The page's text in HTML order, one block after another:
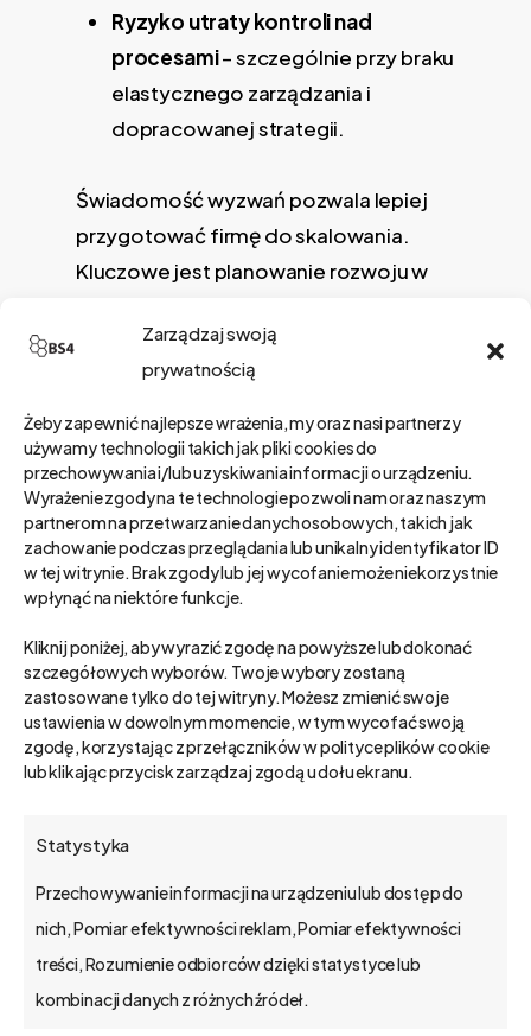
Zarządzaj swoją
prywatnością
Żeby zapewnić najlepsze wrażenia, my oraz nasi partnerzy
używamy technologii takich jak pliki cookies do
przechowywania i/lub uzyskiwania informacji o urządzeniu.
Wyrażenie zgody na te technologie pozwoli nam oraz naszym
partnerom na przetwarzanie danych osobowych, takich jak
zachowanie podczas przeglądania lub unikalny identyfikator ID
w tej witrynie. Brak zgody lub jej wycofanie może niekorzystnie
wpłynąć na niektóre funkcje.
Kliknij poniżej, aby wyrazić zgodę na powyższe lub dokonać
szczegółowych wyborów. Twoje wybory zostaną
zastosowane tylko do tej witryny. Możesz zmienić swoje
ustawienia w dowolnym momencie, w tym wycofać swoją
zgodę, korzystając z przełączników w polityce plików cookie
lub klikając przycisk zarządzaj zgodą u dołu ekranu.
Statystyka
Przechowywanie informacji na urządzeniu lub dostęp do
nich, Pomiar efektywności reklam, Pomiar efektywności
treści, Rozumienie odbiorców dzięki statystyce lub
kombinacji danych z różnych źródeł.
Ryzyko utraty kontroli nad
procesami– szczególnie przy braku
elastycznego zarządzania i
dopracowanej strategii.
Świadomość wyzwań pozwala lepiej
przygotować firmę do skalowania.
Kluczowe jest planowanie rozwoju w
aby uniknąć typowych pułapek
związanych z szybkim wzrostem.
Jak uniknąć błędów w
procesie skalowania
biznesu?
Opracuj kierunek rozwoju oparty
– każda decyzja powinna
wynikać z dokładnej analizy
rynkowej, finansowej i operacyjnej.
Zacznij od automatyzacji
procesów– wdrożenie technologii
równowaga między rozwojem a
utrzymaniem jakości obsługi klienta
jest kluczowa.
Inwestuj w technologie i zespół